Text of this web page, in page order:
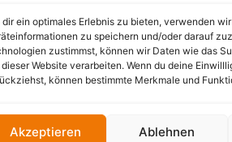
dir ein optimales Erlebnis zu bieten, verwenden
zu speichern und/oder darauf
zustimmst, können wir Daten wie das
Website verarbeiten. Wenn du deine
können bestimmte Merkmale und
Akzeptieren Ablehnen
-20%
für Dacia
wählen